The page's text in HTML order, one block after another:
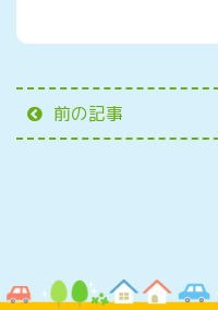
前の記事